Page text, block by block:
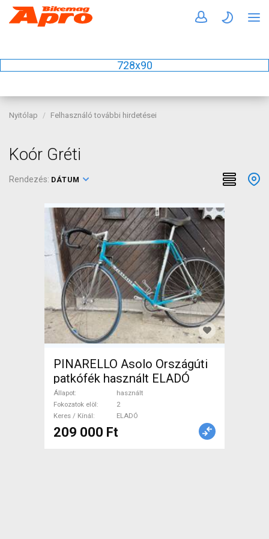
728x90
Nyitólap Felhasználó további hirdetései
Koór Gréti
Rendezés: DÁTUM
PINARELLO Asolo Országúti
patkófék használt ELADÓ
Állapot
használt
Fokozatok elöl
2
Keres / Kínál
ELADÓ
209 000 Ft